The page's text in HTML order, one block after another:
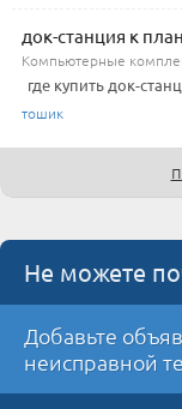
док-станция к
Компьютерные
где купить док-
тошик
Не можете
Добавьте
неисправной